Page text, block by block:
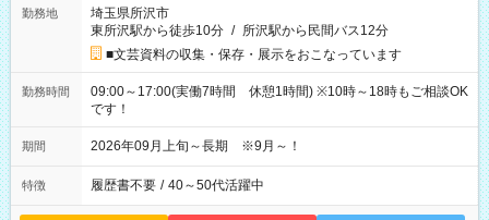
勤務地
埼玉県所沢市
東所沢駅から徒歩10分 / 所沢駅から民間バス12分
■文芸資料の収集・保存・展示をおこなっています
勤務時間
09:00～17:00(実働7時間 休憩1時間) ※10時～18時もご相談OK
です！
期間 2026年09月上旬～長期 ※9月～！
特徴 履歴書不要 / 40～50代活躍中